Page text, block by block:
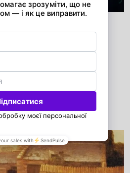
omni.media
дизайн сайта, который
– то, как
видело свое будущее.